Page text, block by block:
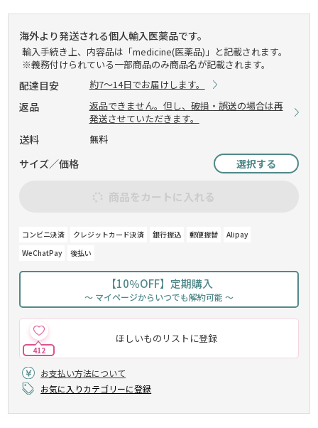
海外より発送される個人輸入医薬品です。
輸入手続き上、内容品は「medicine(医薬品)」と記載されます。
※義務付けられている一部商品のみ商品名が記載されます。
配達目安 約7～14日でお届けします。
返品
返品できません。但し、破損・誤送の場合は再
発送させていただきます。
送料 無料
サイズ／価格 選択する
商品をカートに入れる
コンビニ決済 クレジットカード決済 銀行振込 郵便振替
Alipay
WeChatPay
後払い
【10％OFF】定期購入
～ マイページからいつでも解約可能 ～
ほしいものリストに登録
412
お支払い方法について
お気に入りカテゴリーに登録